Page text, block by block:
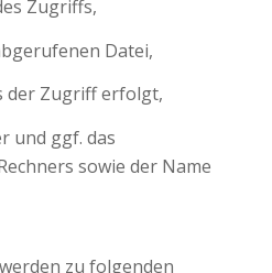
Zugriffs,
Datei,
der Zugriff erfolgt,
und ggf. das
sowie der Name
zu folgenden